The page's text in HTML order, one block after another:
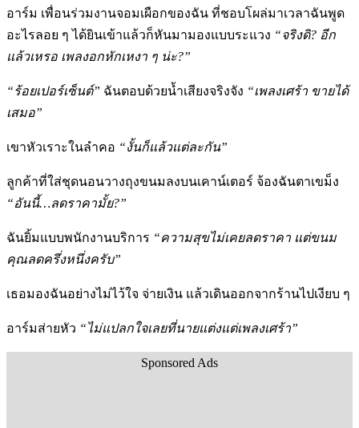
อาร์ม เพื่อนร่วมงานจอมเผือกของฉัน ที่ชอบโผล่มาเวลาฉันพูด
อะไรลอย ๆ ได้ยินเข้าแล้วก็หันมามองแบบระแวง “จริงดิ? อีก
แล้วเหรอ เพลงอกหักเหงา ๆ น่ะ?”
“ร้อยเปอร์เซ็นต์” ฉันตอบด้วยน้ำเสียงจริงจัง “เพลงเศร้า ขายได้
เสมอ”
เขาหัวเราะในลำคอ “งั้นก็แล้วแต่ละกัน”
ลูกค้าที่ใส่ชุดนอนวางถุงขนมลงบนเคาน์เตอร์ จ้องฉันตาเขม็ง
“อันนี้…ลดราคามั้ย?”
ฉันยิ้มแบบพนักงานบริการ “ความสุขไม่เคยลดราคา แต่ขนม
คุณลดครึ่งหนึ่งครับ”
เธอมองฉันอย่างไม่ไว้ใจ จ่ายเงิน แล้วเดินออกจากร้านไปเงียบ ๆ
อาร์มส่ายหัว “ไม่แปลกใจเลยที่นายแต่งแต่เพลงเศร้า”
Sponsored Ads